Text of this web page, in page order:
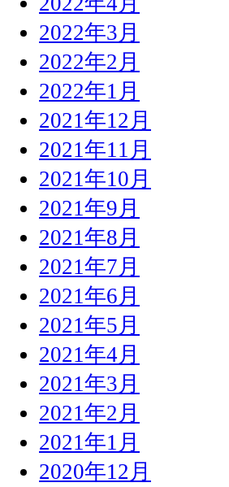
2022年3月
2022年2月
2022年1月
2021年12月
2021年11月
2021年10月
2021年9月
2021年8月
2021年7月
2021年6月
2021年5月
2021年4月
2021年3月
2021年2月
2021年1月
2020年12月